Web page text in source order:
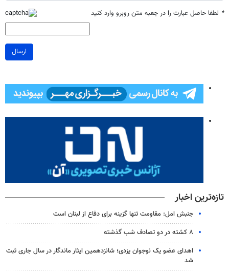
* لطفا حاصل عبارت را در جعبه متن روبرو وارد کنید
ارسال
تازه‌ترین اخبار
جنبش امل: مقاومت تنها گزینه برای دفاع از لبنان است
۸ کشته در دو تصادف شب گذشته
اهدای عضو یک نوجوان یزدی؛ شانزدهمین ایثار ماندگار در سال جاری ثبت
شد